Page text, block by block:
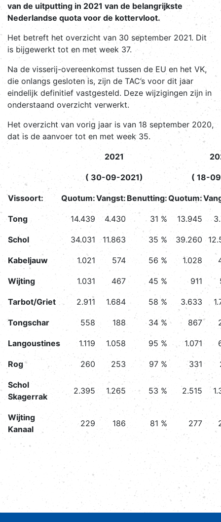
van de uitputting in 2021 van de belangrijkste
Nederlandse quota voor de kottervloot.
Het betreft het overzicht van 30 september 2021. Dit
is bijgewerkt tot en met week 37.
Na de visserij-overeenkomst tussen de EU en het VK,
die onlangs gesloten is, zijn de TAC’s voor dit jaar
eindelijk definitief vastgesteld. Deze wijzigingen zijn in
onderstaand overzicht verwerkt.
Het overzicht van vorig jaar is van 18 september 2020,
dat is de aanvoer tot en met week 35.
2021
( 30-09-2021) ( 18-
Vissoort: Quotum:Vangst: Benutting:Quotum:
Tong 14.439 4.430 31 % 13.945
Schol 34.031 11.863 35 % 39.260
Kabeljauw 1.021 574 56 % 1.028
Wijting 1.031 467 45 % 911
Tarbot/Griet 2.911 1.684 58 % 3.633
Tongschar 558 188 34 % 867
Langoustines 1.119 1.058 95 % 1.071
Rog 260 253 97 % 331
Schol
Skagerrak
2.395 1.265 53 % 2.515
Wijting
Kanaal
229 186 81 % 277